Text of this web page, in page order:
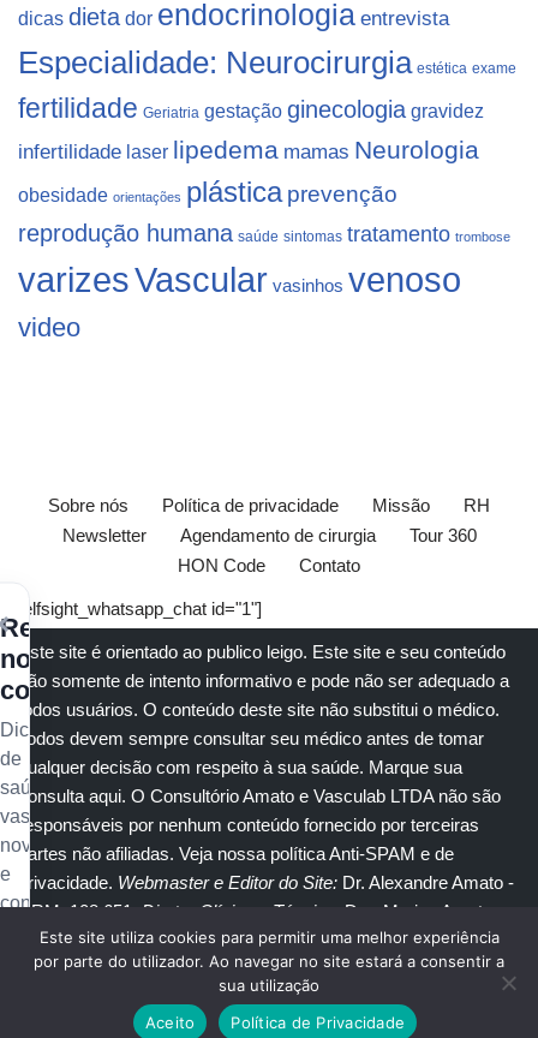
dicas dieta dor endocrinologia entrevista
Especialidade: Neurocirurgia estética exame
fertilidade Geriatria gestação ginecologia gravidez
infertilidade laser lipedema mamas Neurologia
obesidade orientações plástica prevenção
reprodução humana saúde sintomas tratamento trombose
varizesVascular vasinhos venoso
video
Sobre nós Política de privacidade Missão
RH
Newsletter
Agendamento de cirurgia
Tour 360
HON Code
Contato
[elfsight_whatsapp_chat id="1"]
Este site é orientado ao publico leigo. Este site e seu conteúdo
são somente de intento informativo e pode não ser adequado a
todos usuários. O conteúdo deste site não substitui o médico.
Todos devem sempre consultar seu médico antes de tomar
qualquer decisão com respeito à sua saúde. Marque sua
consulta aqui. O Consultório Amato e Vasculab LTDA não são
responsáveis por nenhum conteúdo fornecido por terceiras
partes não afiliadas. Veja nossa política Anti-SPAM e de
privacidade. Webmaster e Editor do Site: Dr. Alexandre Amato -
CRM: 108.651
. Diretor Clínico e Técnico
: Dra. Marisa Amato
CRM 30400 RTE 056950.
© Copyright 2023Amato Consultório Médico. Todos direitos
Receba
nossos
conteúdos
Dicas
de
saúde
vascular,
novidades
e
conteúdo
exclusivo
Este site utiliza cookies para permitir uma melhor experiência
por parte do utilizador. Ao navegar no site estará a consentir a
sua utilização
Aceito
Política de Privacidade